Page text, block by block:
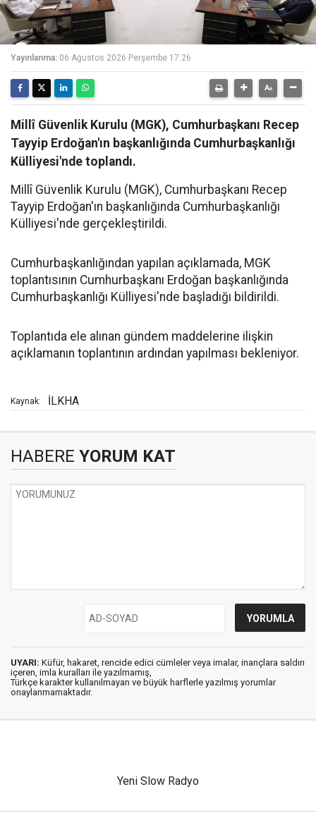
Yayınlanma: 06 Ağustos 2026 Perşembe 17:26
Millî Güvenlik Kurulu (MGK), Cumhurbaşkanı Recep
Tayyip Erdoğan'ın başkanlığında Cumhurbaşkanlığı
Külliyesi'nde toplandı.
Millî Güvenlik Kurulu (MGK), Cumhurbaşkanı Recep
Tayyip Erdoğan'ın başkanlığında Cumhurbaşkanlığı
Külliyesi'nde gerçekleştirildi.
Cumhurbaşkanlığından yapılan açıklamada, MGK
toplantısının Cumhurbaşkanı Erdoğan başkanlığında
Cumhurbaşkanlığı Külliyesi'nde başladığı bildirildi.
Toplantıda ele alınan gündem maddelerine ilişkin
açıklamanın toplantının ardından yapılması bekleniyor.
Kaynak: İLKHA
HABERE YORUM KAT
UYARI: Küfür, hakaret, rencide edici cümleler veya imalar, inançlara saldırı
içeren, imla kuralları ile yazılmamış,
Türkçe karakter kullanılmayan ve büyük harflerle yazılmış yorumlar
onaylanmamaktadır.
Yeni Slow Radyo